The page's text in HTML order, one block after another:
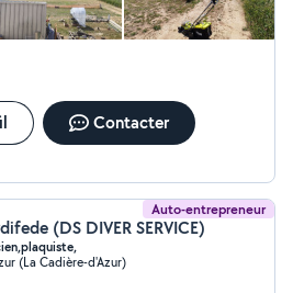
Contacter
Auto-entrepreneur
(DS DIVER SERVICE)
(La Cadière-d'Azur)